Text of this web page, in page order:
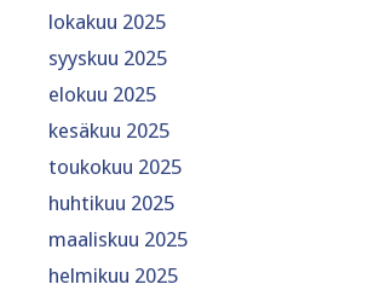
lokakuu 2025
syyskuu 2025
elokuu 2025
kesäkuu 2025
toukokuu 2025
huhtikuu 2025
maaliskuu 2025
helmikuu 2025